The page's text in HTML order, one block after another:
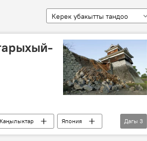
Керек убакытты тандоо
Япония
Дагы 3